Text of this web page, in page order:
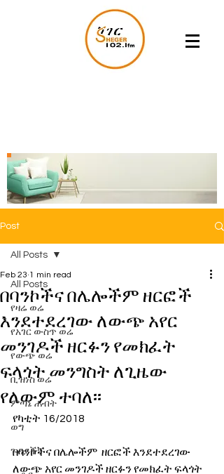
Post
All Posts
የዛሬ ወሬ
የአገር ውስጥ ወሬ
የውጭ ወሬ
ቢዝነስ ወሬ
ምጣኔ ሐብት
ወግ
ጉዳያችን
All Posts
በባንኮችና በሌሎችም ዘርፎች
እንደተደረገው ለውጭ አየር
መንገዶች ዘርፉን የመክፈት
ፍላጎት መንግስት ለጊዜው
የለውም ተባለ፡፡
Feb 23 1 min read
የካቲት 16/2018
በባንኮችና በሌሎችም  ዘርፎች እንደተደረገው
ለውጭ አየር መንገዶች ዘርፉን የመክፈት ፍላጎት